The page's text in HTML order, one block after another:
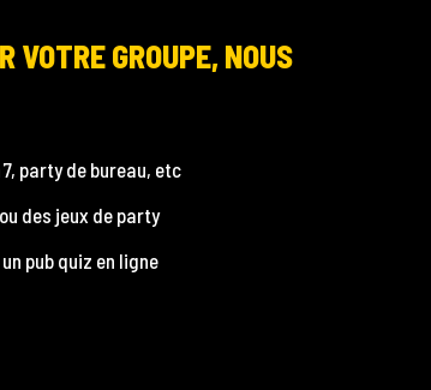
VOTRE GROUPE, NOUS
7, party de bureau, etc
des jeux de party
pub quiz en ligne